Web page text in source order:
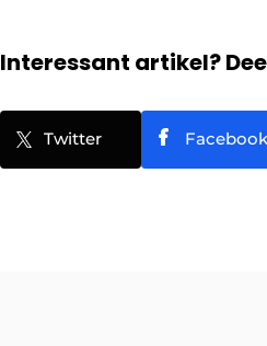
Interessant artikel?
Twitter Facebook